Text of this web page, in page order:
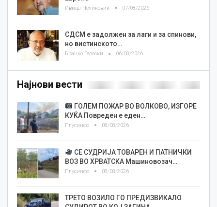
Ивица Челиковиќ 07/08/2026
СДСМ е задолжен за лаги и за спинови,
но вистинското…
Бранко Героски 06/08/2026
Најнови вести
ГОЛЕМ ПОЖАР ВО ВОЛКОВО, ИЗГОРЕ
КУЌА Повреден е еден…
Плусинфо 08/08/2026
СЕ СУДРИЈА ТОВАРЕН И ПАТНИЧКИ
ВОЗ ВО ХРВАТСКА Машиновозач…
Плусинфо 08/08/2026
ТРЕТО ВОЗИЛО ГО ПРЕДИЗВИКАЛО